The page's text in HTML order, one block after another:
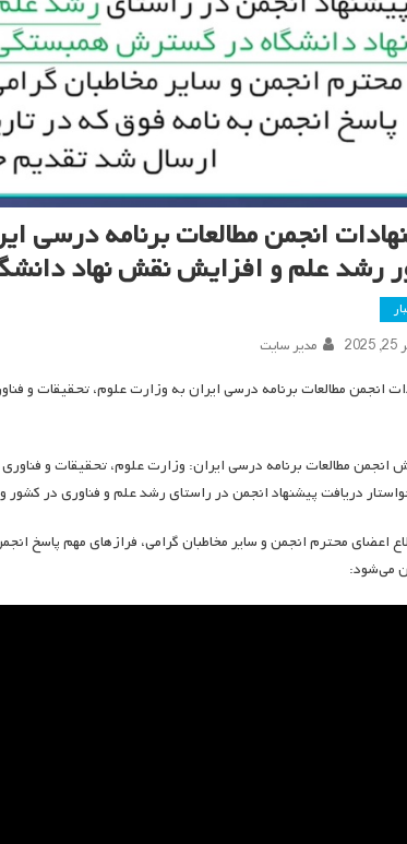
انجمن مطالعات برنامه درسی
رشد علم و افزایش نقش نهاد
مدیر سایت
انجمن مطالعات برنامه درسی ایران به وزارت علوم، تحقیقات
دریافت پیشنهاد انجمن در راستای رشد علم و فناوری در
می‌شود: